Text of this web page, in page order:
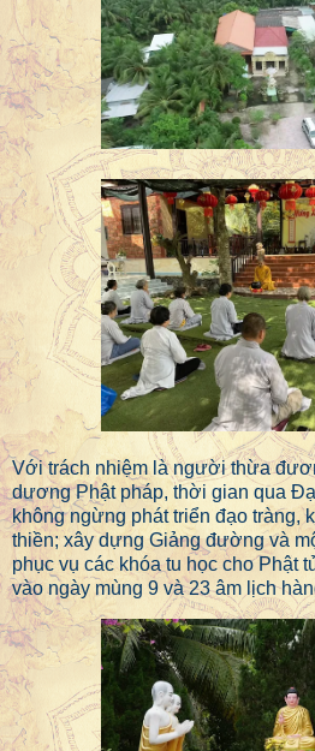
Với trách nhiệm là người thừa
dương Phật pháp, thời gian qua
không ngừng phát triển đạo tràng,
thiền; xây dựng Giảng đường và
phục vụ các khóa tu học cho Phật
vào ngày mùng 9 và 23 âm lịch